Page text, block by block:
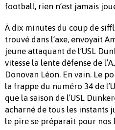
football, rien n’est jamais
À dix minutes du coup de
trouvé dans l’axe, envoyait
jeune attaquant de l’USL
vitesse la lente défense de
Donovan Léon. En vain. Le
la frappe du numéro 34 de
que la saison de l’USL
acharné de tous les instants
le pire se préparait pour nos